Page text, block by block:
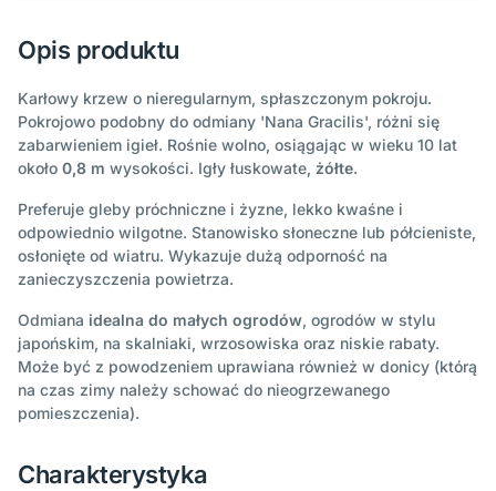
Opis produktu
Karłowy krzew o nieregularnym, spłaszczonym pokroju.
Pokrojowo podobny do odmiany 'Nana Gracilis', różni się
zabarwieniem igieł. Rośnie wolno, osiągając w wieku 10 lat
około 0,8 m wysokości. Igły łuskowate, żółte.
Preferuje gleby próchniczne i żyzne, lekko kwaśne i
odpowiednio wilgotne. Stanowisko słoneczne lub półcieniste,
osłonięte od wiatru. Wykazuje dużą odporność na
zanieczyszczenia powietrza.
Odmiana idealna do małych ogrodów, ogrodów w stylu
japońskim, na skalniaki, wrzosowiska oraz niskie rabaty.
Może być z powodzeniem uprawiana również w donicy (którą
na czas zimy należy schować do nieogrzewanego
pomieszczenia).
Charakterystyka